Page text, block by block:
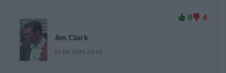
Jim Clark
21.04.2025 23:33
0 4